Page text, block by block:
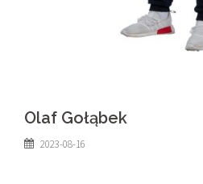
Olaf Gołąbek
2023-08-16